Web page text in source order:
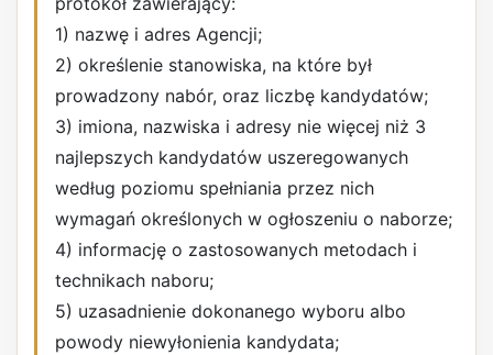
1) nazwę i adres Agencji;
2) określenie stanowiska, na które był
prowadzony nabór, oraz liczbę kandydatów;
3) imiona, nazwiska i adresy nie więcej niż 3
najlepszych kandydatów uszeregowanych
według poziomu spełniania przez nich
wymagań określonych w ogłoszeniu o naborze;
4) informację o zastosowanych metodach i
technikach naboru;
5) uzasadnienie dokonanego wyboru albo
powody niewyłonienia kandydata;